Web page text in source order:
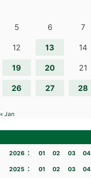
5
6 7
12 13 14
19 20 21
26 27 28
« Jan
2026 : 01 02 03 04
2025 : 01 02 03 04